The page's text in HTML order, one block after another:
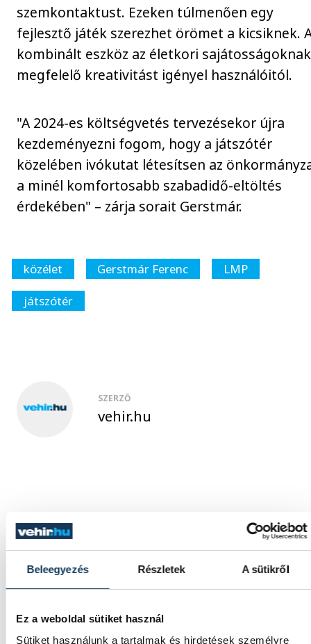
Beleegyezés Részletek A sütikről
Ez a weboldal sütiket használ
Sütiket használunk a tartalmak és hirdetések személyre
szemkontaktust. Ezeken túlmenően egy
fejlesztő játék szerezhet örömet a kicsiknek.
kombinált eszköz az életkori sajátosságoknak
megfelelő kreativitást igényel használóitól.
"A 2024-es költségvetés tervezésekor újra
kezdeményezni fogom, hogy a játszótér
közelében ivókutat létesítsen az
a minél komfortosabb szabadidő-eltöltés
érdekében" – zárja sorait Gerstmár.
közélet Gerstmár Ferenc
LMP
játszótér
SZERZŐ
vehir.hu